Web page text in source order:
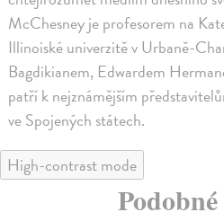
McChesney je profesorem na
Illinoiské univerzitě v Urbaně-
Bagdikianem, Edwardem
patří k nejznámějším
ve Spojených státech.
High-contrast mode